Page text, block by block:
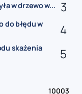
w drzewo w...
do błędu w
skażenia
10003